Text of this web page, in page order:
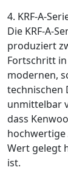
4. KRF-A-
Die KRF-A-
produziert
Fortschritt in
modernen,
technischen
unmittelbar
dass
Wert gelegt
ist.